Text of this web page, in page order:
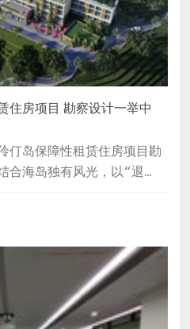
住房项目 勘察设计一举中
仃岛保障性租赁住房项目勘
合海岛独有风光，以“退
市外伶仃岛是国家AAAA级
雅恬静，独具风韵，具有典
伊甸园风光，是珠海十大美
政府住房发展“十四五”规
及外伶仃岛的开发建设需求，
赁住房项目工程，营造“人